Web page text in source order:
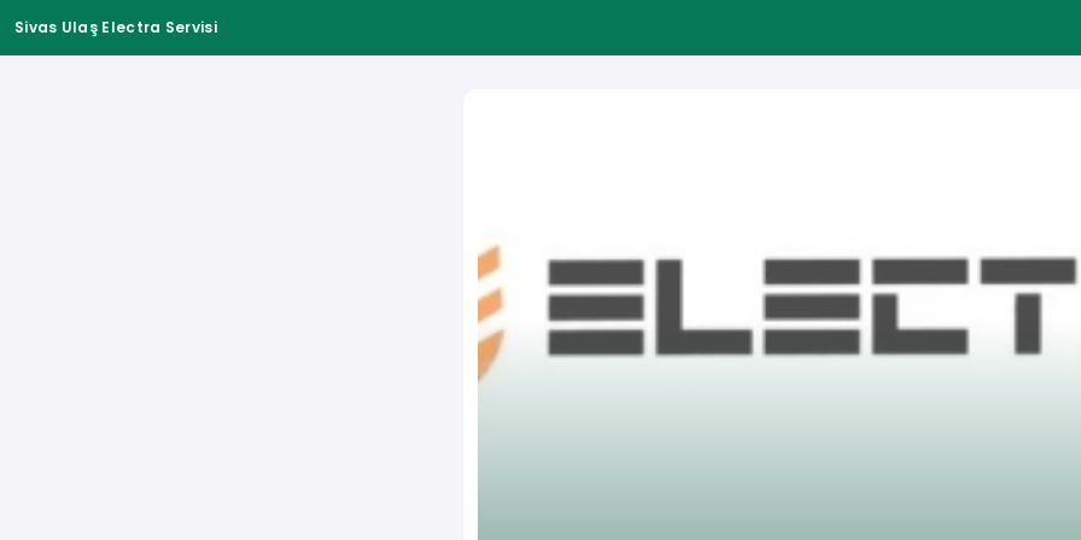
Sivas Ulaş Electra Servisi